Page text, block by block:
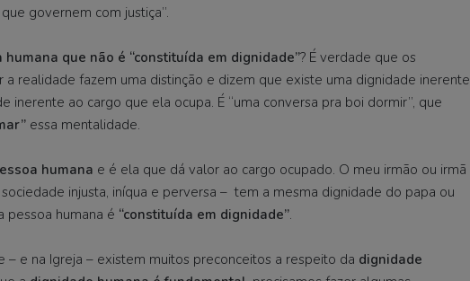
governem com justiça”.
que não é “constituída em dignidade”? É verdade que os
realidade fazem uma distinção e dizem que existe uma dignidade inerente
inerente ao cargo que ela ocupa. É “uma conversa pra boi dormir”, que
essa mentalidade.
humana e é ela que dá valor ao cargo ocupado. O meu irmão ou irmã
injusta, iníqua e perversa – tem a mesma dignidade do papa ou
pessoa humana é “constituída em dignidade”.
– e na Igreja – existem muitos preconceitos a respeito da dignidade